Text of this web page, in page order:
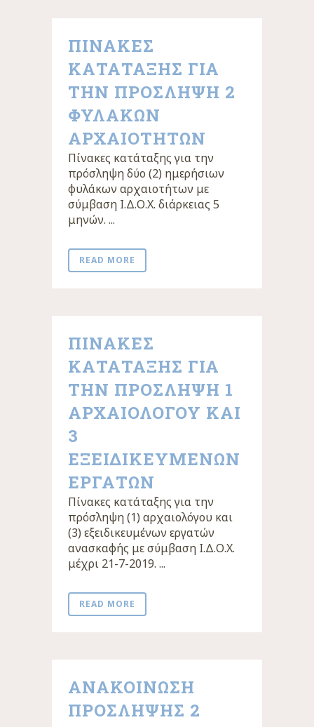
ΠΙΝΑΚΕΣ
ΚΑΤΑΤΑΞΗΣ ΓΙΑ
ΤΗΝ ΠΡΟΣΛΗΨΗ 2
ΦΥΛΑΚΩΝ
ΑΡΧΑΙΟΤΗΤΩΝ
Πίνακες κατάταξης για την
πρόσληψη δύο (2) ημερήσιων
φυλάκων αρχαιοτήτων με
σύμβαση Ι.Δ.Ο.Χ. διάρκειας 5
μηνών. ...
READ MORE
ΠΙΝΑΚΕΣ
ΚΑΤΑΤΑΞΗΣ ΓΙΑ
ΤΗΝ ΠΡΟΣΛΗΨΗ 1
ΑΡΧΑΙΟΛΟΓΟΥ ΚΑΙ
3
ΕΞΕΙΔΙΚΕΥΜΕΝΩΝ
ΕΡΓΑΤΩΝ
Πίνακες κατάταξης για την
πρόσληψη (1) αρχαιολόγου και
(3) εξειδικευμένων εργατών
ανασκαφής με σύμβαση Ι.Δ.Ο.Χ.
μέχρι 21-7-2019. ...
READ MORE
ΑΝΑΚΟΙΝΩΣΗ
ΠΡΟΣΛΗΨΗΣ 2